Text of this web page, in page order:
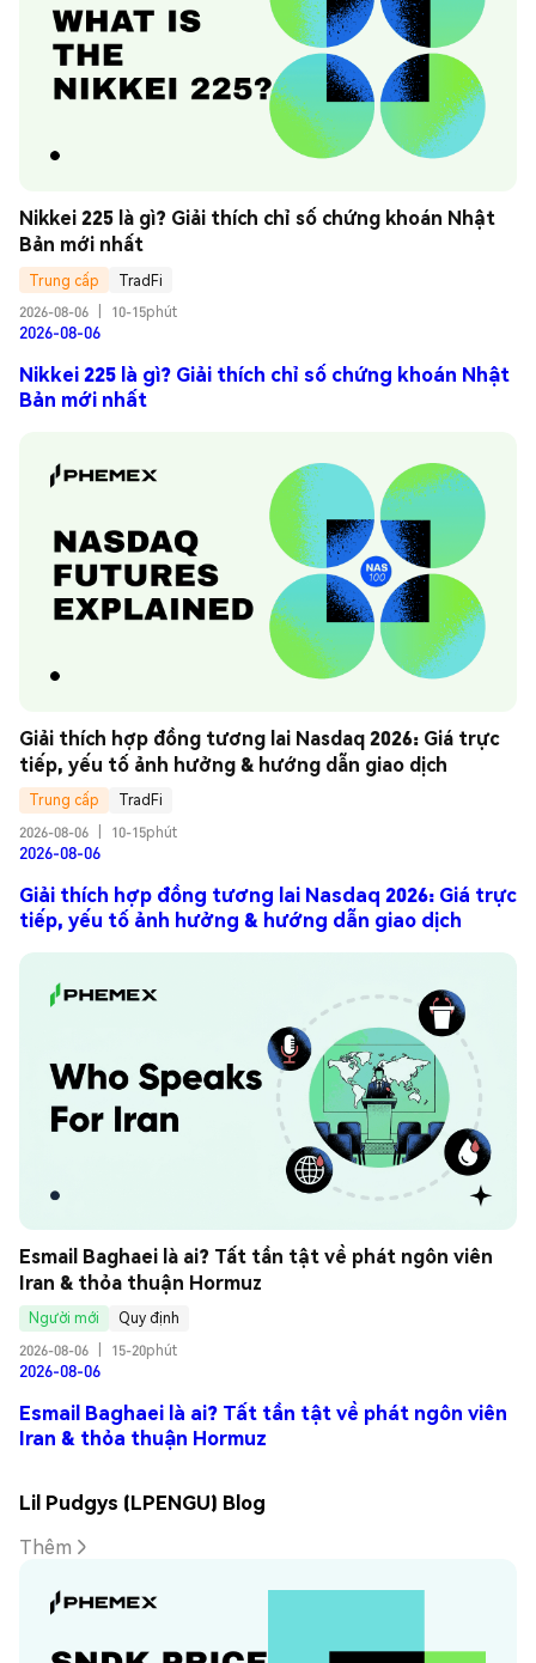
Nikkei 225 là gì? Giải thích chỉ số chứng khoán Nhật
Bản mới nhất
Trung cấp
TradFi
2026-08-06
10-15phút
2026-08-06
Nikkei 225 là gì? Giải thích chỉ số chứng khoán Nhật
Bản mới nhất
Giải thích hợp đồng tương lai Nasdaq 2026: Giá trực
tiếp, yếu tố ảnh hưởng & hướng dẫn giao dịch
Trung cấp
TradFi
2026-08-06
10-15phút
2026-08-06
Giải thích hợp đồng tương lai Nasdaq 2026: Giá trực
tiếp, yếu tố ảnh hưởng & hướng dẫn giao dịch
Esmail Baghaei là ai? Tất tần tật về phát ngôn viên
Iran & thỏa thuận Hormuz
Người mới
Quy định
2026-08-06
15-20phút
2026-08-06
Esmail Baghaei là ai? Tất tần tật về phát ngôn viên
Iran & thỏa thuận Hormuz
Lil Pudgys (LPENGU) Blog
Thêm